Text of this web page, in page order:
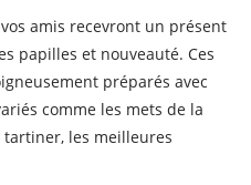
amis recevront un présent
papilles et nouveauté. Ces
préparés avec
comme les mets de la
les meilleures